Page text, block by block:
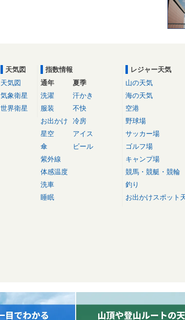
天気図
天気図
気象衛星
世界衛星
指数情報
通年
洗濯
服装
お出かけ
星空
傘
紫外線
体感温度
洗車
睡眠
夏季
汗かき
不快
冷房
アイス
ビール
レジャー天気
山の天気
海の天気
空港
野球場
サッカー場
ゴルフ場
キャンプ場
競馬・競艇・競輪
釣り
お出かけスポット